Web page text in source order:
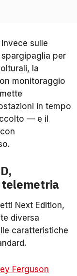
sulle
per
la
monitoraggio
in tempo
— e il
Next Edition,
diversa
caratteristiche
Ferguson